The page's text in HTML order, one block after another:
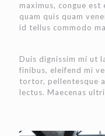
maximus, congue
quam quis quam
id tellus commodo
Duis dignissim mi ut
finibus, eleifend mi
tortor, pellentesque
lectus. Maecenas